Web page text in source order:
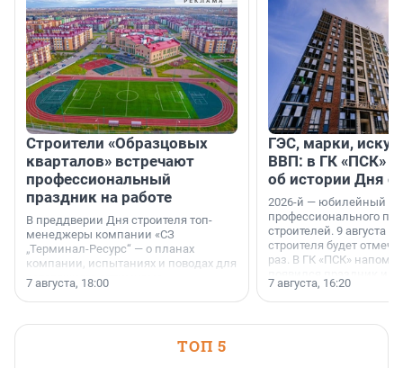
Строители «Образцовых
кварталов» встречают
профессиональный
праздник на работе
В преддверии Дня строителя топ-
менеджеры компании «СЗ
„Терминал-Ресурс“ — о планах
компании, испытаниях и поводах для
осторожного оптимизма.
7 августа, 18:00
ГЭС, марки,
ВВП: в ГК «ПСК»
об истории Дня
2026-й — юбилейный
профессионального
строителей. 9 августа
строителя будет
раз. В ГК «ПСК»
поменялась роль
7 августа, 16:20
ТОП 5